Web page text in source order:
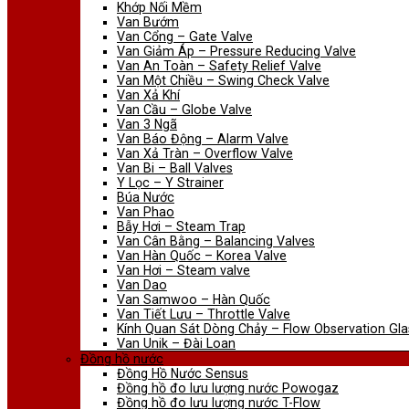
Khớp Nối Mềm
Van Bướm
Van Cổng – Gate Valve
Van Giảm Áp – Pressure Reducing Valve
Van An Toàn – Safety Relief Valve
Van Một Chiều – Swing Check Valve
Van Xả Khí
Van Cầu – Globe Valve
Van 3 Ngã
Van Báo Động – Alarm Valve
Van Xả Tràn – Overflow Valve
Van Bi – Ball Valves
Y Lọc – Y Strainer
Búa Nước
Van Phao
Bẫy Hơi – Steam Trap
Van Cân Bằng – Balancing Valves
Van Hàn Quốc – Korea Valve
Van Hơi – Steam valve
Van Dao
Van Samwoo – Hàn Quốc
Van Tiết Lưu – Throttle Valve
Kính Quan Sát Dòng Chảy – Flow Observation
Van Unik – Đài Loan
Đồng hồ nước
Đồng Hồ Nước Sensus
Đồng hồ đo lưu lượng nước Powogaz
Đồng hồ đo lưu lượng nước T-Flow